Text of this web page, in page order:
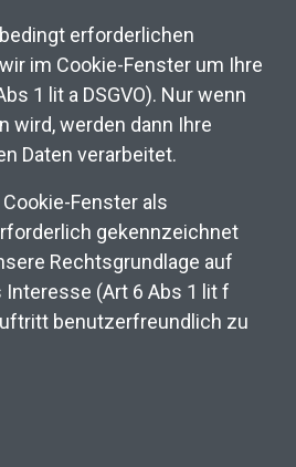
erforderlichen
im Cookie-Fenster um Ihre
1 lit a DSGVO). Nur wenn
wird, werden dann Ihre
Daten verarbeitet.
Fenster als
gekennzeichnet
Rechtsgrundlage auf
(Art 6 Abs 1 lit f
benutzerfreundlich zu